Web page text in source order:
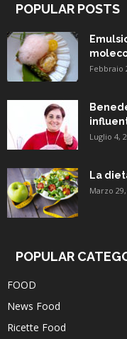
POPULAR POSTS
Febbraio
Luglio 4,
La
Marzo 29,
POPULAR
FOOD
News Food
Ricette Food